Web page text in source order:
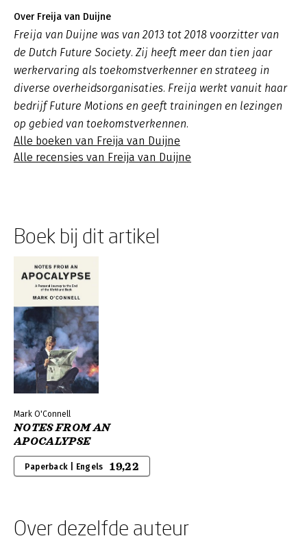
Over Freija van Duijne
Freija van Duijne was van 2013 tot 2018 voorzitter van
de Dutch Future Society. Zij heeft meer dan tien jaar
werkervaring als toekomstverkenner en strateeg in
diverse overheidsorganisaties. Freija werkt vanuit haar
bedrijf Future Motions en geeft trainingen en lezingen
op gebied van toekomstverkennen.
Alle boeken van Freija van Duijne
Alle recensies van Freija van Duijne
Boek bij dit artikel
Mark O'Connell
NOTES FROM AN
APOCALYPSE
Paperback | Engels 19,22
Over dezelfde auteur